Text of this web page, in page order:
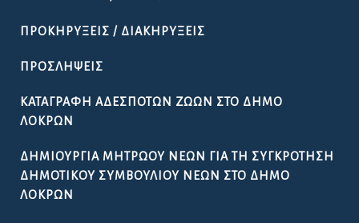
ΠΡΟΚΗΡΎΞΕΙΣ / ΔΙΑΚΗΡΎΞΕΙΣ
ΠΡΟΣΛΉΨΕΙΣ
ΚΑΤΑΓΡΑΦΉ ΑΔΈΣΠΟΤΩΝ ΖΏΩΝ ΣΤΟ ΔΉΜΟ
ΛΟΚΡΏΝ
ΔΗΜΙΟΥΡΓΊΑ ΜΗΤΡΏΟΥ ΝΈΩΝ ΓΙΑ ΤΗ ΣΥΓΚΡΌΤΗΣΗ
ΔΗΜΟΤΙΚΟΎ ΣΥΜΒΟΥΛΊΟΥ ΝΈΩΝ ΣΤΟ ΔΉΜΟ
ΛΟΚΡΏΝ